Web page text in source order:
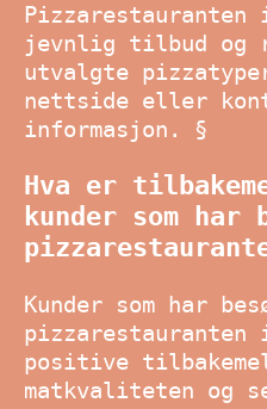
Pizzarestauranten
jevnlig tilbud og
utvalgte
nettside eller
informasjon. §
Hva er
kunder som har
Kunder som har
positive
matkvaliteten og